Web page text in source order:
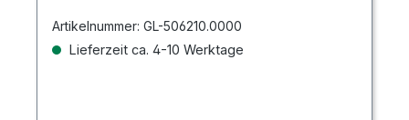
Artikelnummer: GL-506210.0000
Lieferzeit ca. 4-10 Werktage